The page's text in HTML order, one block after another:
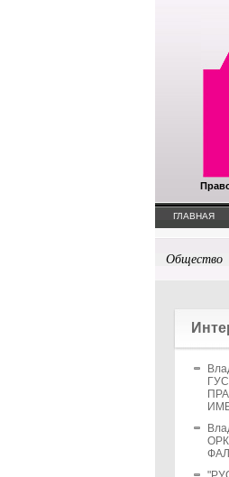
ГЛАВНАЯ
Общество